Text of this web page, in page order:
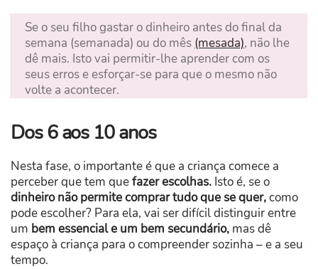
Se o seu filho gastar o dinheiro antes do final da
semana (semanada) ou do mês (mesada), não lhe
dê mais. Isto vai permitir-lhe aprender com os
seus erros e esforçar-se para que o mesmo não
volte a acontecer.
Dos 6 aos 10 anos
Nesta fase, o importante é que a criança comece a
perceber que tem quefazer escolhas. Isto é, se o
dinheiro não permite comprar tudo que se quer,como
pode escolher? Para ela, vai ser difícil distinguir entre
um bem essencial e um bem secundário, mas dê
espaço à criança para o compreender sozinha – e a seu
tempo.